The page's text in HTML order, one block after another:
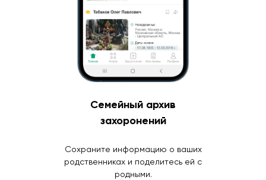
Семейный архив
захоронений
Сохраните информацию о ваших
родственниках и поделитесь ей с
родными.